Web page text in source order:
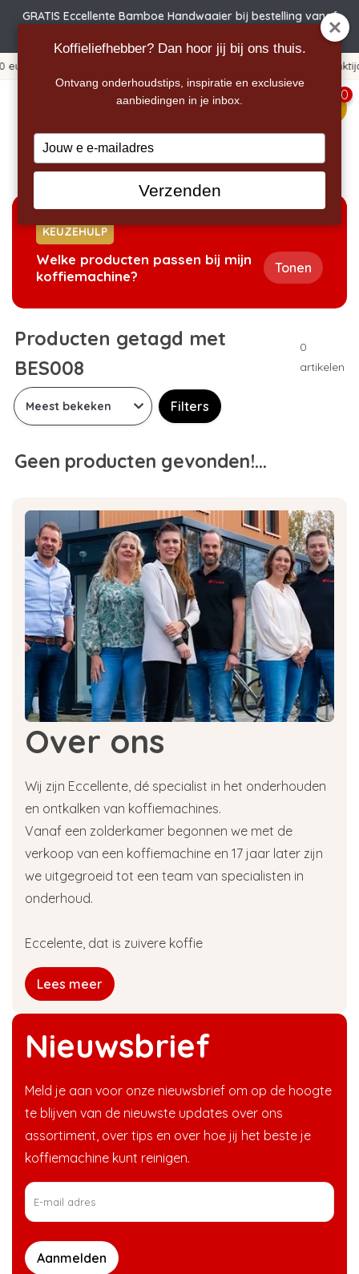
GRATIS Eccellente Bamboe Handwaaier bij bestelling vanaf
0
Home/Tags/BES008
KEUZEHULP
Welke producten passen bij mijn
koffiemachine?
Tonen
Producten getagd met
BES008
0
artikelen
Filters
Geen producten gevonden!...
Nieuwsbrief
Meld je aan voor onze nieuwsbrief om op de hoogte
te blijven van de nieuwste updates over ons
assortiment, over tips en over hoe jij het beste je
koffiemachine kunt reinigen.
Aanmelden
Over ons
Wij zijn Eccellente, dé specialist in het onderhouden
en ontkalken van koffiemachines.
Vanaf een zolderkamer begonnen we met de
verkoop van een koffiemachine en 17 jaar later zijn
we uitgegroeid tot een team van specialisten in
onderhoud.
Eccelente, dat is zuivere koffie
Lees meer
Koffieliefhebber? Dan hoor jij bij ons thuis.
Ontvang onderhoudstips, inspiratie en exclusieve
aanbiedingen in je inbox.
Type
your
email
Verzenden